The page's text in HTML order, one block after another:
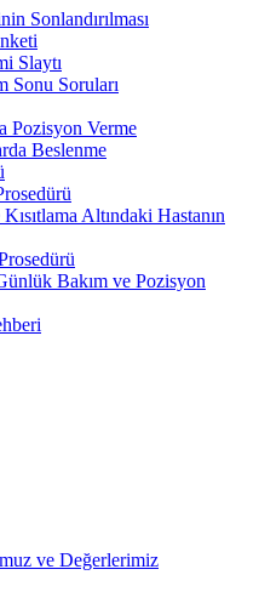
Sonlandırılması
Slaytı
Sonu Soruları
Pozisyon Verme
Beslenme
Altındaki Hastanın
Bakım ve Pozisyon
ve Değerlerimiz